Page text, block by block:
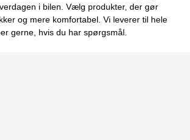
i bilen. Vælg produkter, der gør
og mere komfortabel. Vi leverer til hele
gerne, hvis du har spørgsmål.